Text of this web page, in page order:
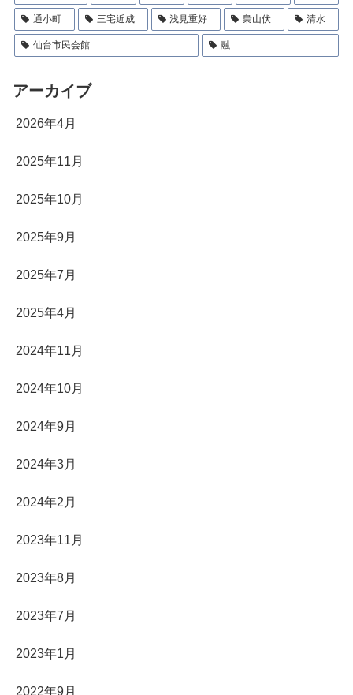
通小町 三宅近成 浅見重好 梟山伏 清水
仙台市民会館 融
アーカイブ
2026年4月
2025年11月
2025年10月
2025年9月
2025年7月
2025年4月
2024年11月
2024年10月
2024年9月
2024年3月
2024年2月
2023年11月
2023年8月
2023年7月
2023年1月
2022年9月